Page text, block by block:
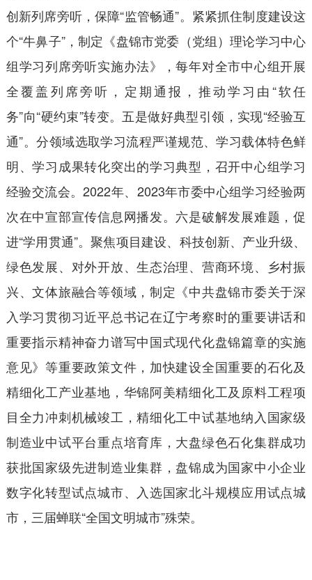
创新列席旁听，保障“监管畅通”。紧紧抓住制度建设这
个“牛鼻子”，制定《盘锦市党委（党组）理论学习中心
组学习列席旁听实施办法》，每年对全市中心组开展
全覆盖列席旁听，定期通报，推动学习由“软任
务”向“硬约束”转变。五是做好典型引领，实现“经验互
通”。分领域选取学习流程严谨规范、学习载体特色鲜
明、学习成果转化突出的学习典型，召开中心组学习
经验交流会。2022年、2023年市委中心组学习经验两
次在中宣部宣传信息网播发。六是破解发展难题，促
进“学用贯通”。聚焦项目建设、科技创新、产业升级、
绿色发展、对外开放、生态治理、营商环境、乡村振
兴、文体旅融合等领域，制定《中共盘锦市委关于深
入学习贯彻习近平总书记在辽宁考察时的重要讲话和
重要指示精神奋力谱写中国式现代化盘锦篇章的实施
意见》等重要政策文件，加快建设全国重要的石化及
精细化工产业基地，华锦阿美精细化工及原料工程项
目全力冲刺机械竣工，精细化工中试基地纳入国家级
制造业中试平台重点培育库，大盘绿色石化集群成功
获批国家级先进制造业集群，盘锦成为国家中小企业
数字化转型试点城市、入选国家北斗规模应用试点城
市，三届蝉联“全国文明城市”殊荣。